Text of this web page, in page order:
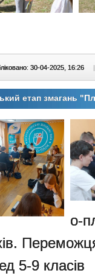
30-04-2025, 16:26 |
етап змагань
о-
5-9 класів